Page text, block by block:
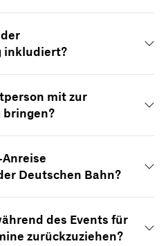
inkludiert?
mit zur
Deutschen Bahn?
des Events für
zurückzuziehen?